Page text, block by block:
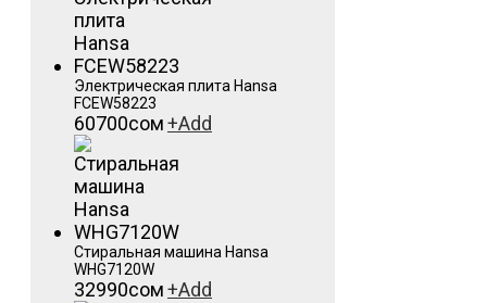
Электрическая плита Hansa
FCEW58223
60700сом+Add
Стиральная машина Hansa
WHG7120W
32990сом+Add